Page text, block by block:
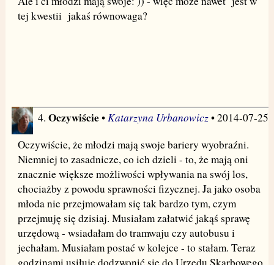
tej kwestii jakaś równowaga?
4. Oczywiście• Katarzyna Urbanowicz• 2014-07-25
Oczywiście, że młodzi mają swoje bariery wyobraźni.
Niemniej to zasadnicze, co ich dzieli - to, że mają oni
znacznie większe możliwości wpływania na swój los,
chociażby z powodu sprawności fizycznej. Ja jako osoba
młoda nie przejmowałam się tak bardzo tym, czym
przejmuję się dzisiaj. Musiałam załatwić jakąś sprawę
urzędową - wsiadałam do tramwaju czy autobusu i
jechałam. Musiałam postać w kolejce - to stałam. Teraz